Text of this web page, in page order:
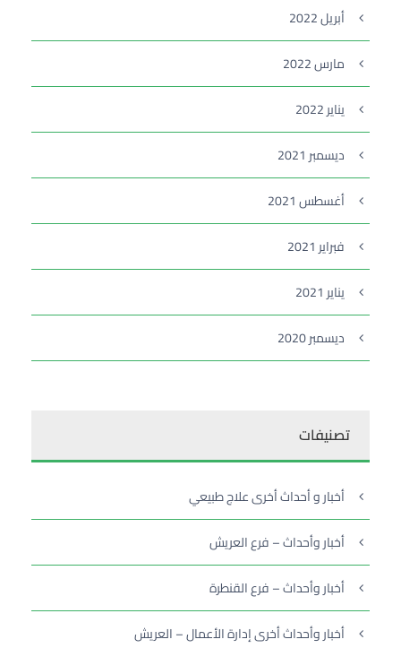
أبريل 2022
مارس 2022
يناير 2022
ديسمبر 2021
أغسطس 2021
فبراير 2021
يناير 2021
ديسمبر 2020
تصنيفات
أخبار و أحداث أخرى علاج طبيعي
أخبار وأحداث – فرع العريش
أخبار وأحداث – فرع القنطرة
أخبار وأحداث أخرى إدارة الأعمال – العريش